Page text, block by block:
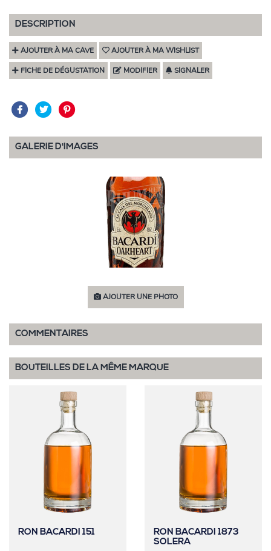
DESCRIPTION
AJOUTER À MA CAVE AJOUTER À MA WISHLIST
FICHE DE DÉGUSTATION MODIFIER SIGNALER
GALERIE D'IMAGES
AJOUTER UNE PHOTO
COMMENTAIRES
BOUTEILLES DE LA MÊME MARQUE
RON BACARDI 151
RON BACARDI 1873
SOLERA